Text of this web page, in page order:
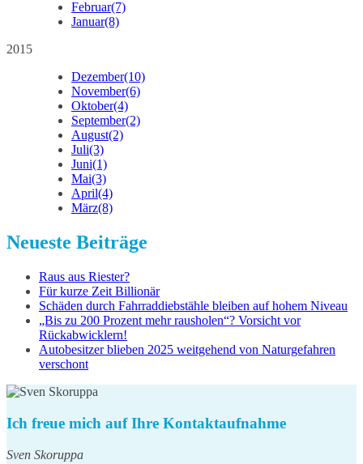
Februar(7)
Januar(8)
2015
Dezember(10)
November(6)
Oktober(4)
September(2)
August(2)
Juli(3)
Juni(1)
Mai(3)
April(4)
März(8)
Neueste Beiträge
Raus aus Riester?
Für kurze Zeit Billionär
Schäden durch Fahrraddiebstähle bleiben auf hohem Niveau
„Bis zu 200 Prozent mehr rausholen“? Vorsicht vor
Rückabwicklern!
Autobesitzer blieben 2025 weitgehend von Naturgefahren
verschont
Ich freue mich auf Ihre Kontaktaufnahme
Sven Skoruppa